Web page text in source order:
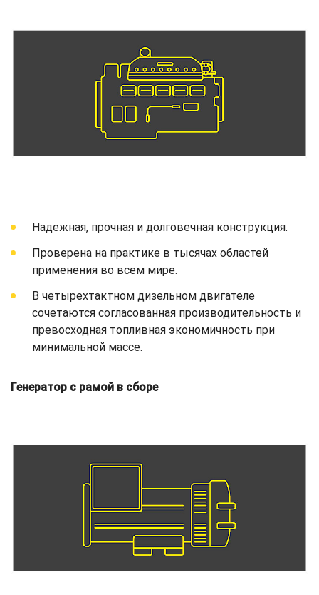
Надежная, прочная и долговечная конструкция.
Проверена на практике в тысячах областей
применения во всем мире.
В четырехтактном дизельном двигателе
сочетаются согласованная производительность и
превосходная топливная экономичность при
минимальной массе.
Генератор с рамой в сборе